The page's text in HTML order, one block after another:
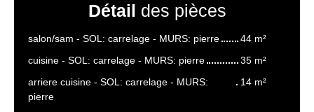
Détail des pièces
salon/sam - SOL: carrelage - MURS: pierre
44 m²
cuisine - SOL: carrelage - MURS: pierre
35 m²
arriere cuisine - SOL: carrelage - MURS:
pierre
14 m²